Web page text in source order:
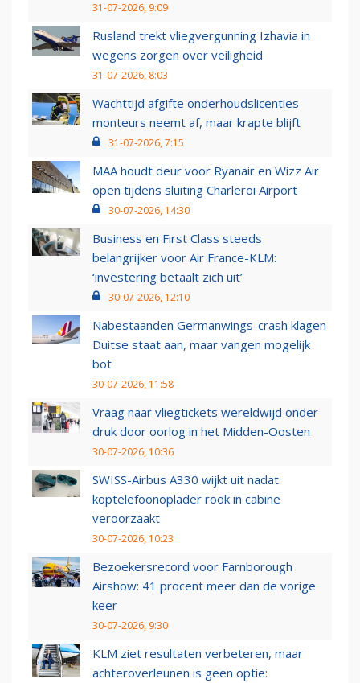
31-07-2026, 9:09
Rusland trekt vliegvergunning Izhavia in
wegens zorgen over veiligheid
31-07-2026, 8:03
Wachttijd afgifte onderhoudslicenties
monteurs neemt af, maar krapte blijft
31-07-2026, 7:15
MAA houdt deur voor Ryanair en Wizz Air
open tijdens sluiting Charleroi Airport
30-07-2026, 14:30
Business en First Class steeds
belangrijker voor Air France-KLM:
‘investering betaalt zich uit’
30-07-2026, 12:10
Nabestaanden Germanwings-crash klagen
Duitse staat aan, maar vangen mogelijk
bot
30-07-2026, 11:58
Vraag naar vliegtickets wereldwijd onder
druk door oorlog in het Midden-Oosten
30-07-2026, 10:36
SWISS-Airbus A330 wijkt uit nadat
koptelefoonoplader rook in cabine
veroorzaakt
30-07-2026, 10:23
Bezoekersrecord voor Farnborough
Airshow: 41 procent meer dan de vorige
keer
30-07-2026, 9:30
KLM ziet resultaten verbeteren, maar
achteroverleunen is geen optie: